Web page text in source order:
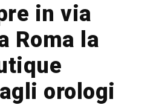
in via
Roma la
orologi